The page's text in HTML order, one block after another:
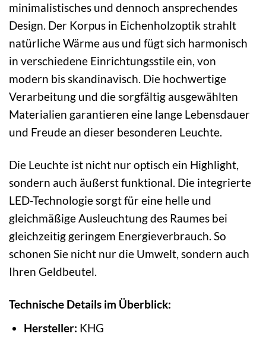
minimalistisches und dennoch ansprechendes
Design. Der Korpus in Eichenholzoptik strahlt
natürliche Wärme aus und fügt sich harmonisch
in verschiedene Einrichtungsstile ein, von
modern bis skandinavisch. Die hochwertige
Verarbeitung und die sorgfältig ausgewählten
Materialien garantieren eine lange Lebensdauer
und Freude an dieser besonderen Leuchte.
Die Leuchte ist nicht nur optisch ein Highlight,
sondern auch äußerst funktional. Die integrierte
LED-Technologie sorgt für eine helle und
gleichmäßige Ausleuchtung des Raumes bei
gleichzeitig geringem Energieverbrauch. So
schonen Sie nicht nur die Umwelt, sondern auch
Ihren Geldbeutel.
Technische Details im Überblick:
Hersteller: KHG